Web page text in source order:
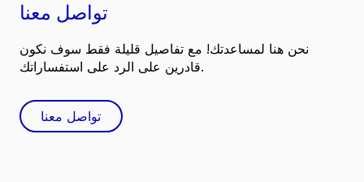
تواصل معنا
نحن هنا لمساعدتك! مع تفاصيل قليلة فقط سوف نكون
قادرين على الرد على استفساراتك.
تواصل معنا